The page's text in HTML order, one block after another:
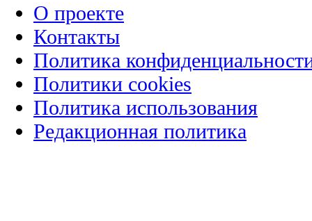
О проекте
Контакты
Политика
Политики cookies
Политика использования
Редакционная политика